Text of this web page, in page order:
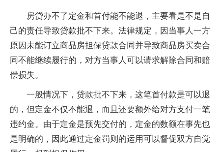
房贷办不了定金和首付能不能退，主要看是不是自
己的责任导致贷款批不下来。法律规定，因当事人一方
原因未能订立商品房担保贷款合同并导致商品房买卖合
同不能继续履行的，对方当事人可以请求解除合同和赔
偿损失。
一般情况下，贷款批不下来，这笔首付款是可以退
的，但定金不仅不能退，而且还要额外给对方支付一笔
违约金。由于定金是预先交付的，定金的数额在事先也
是明确的，因此通过定金罚则的运用可以督促双方自觉